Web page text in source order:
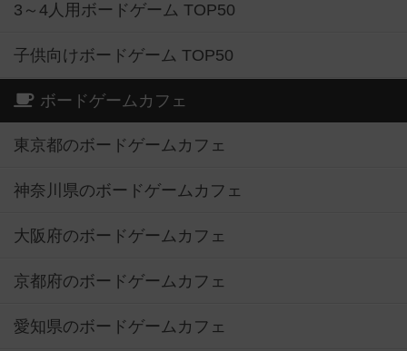
3～4人用ボードゲーム TOP50
子供向けボードゲーム TOP50
ボードゲームカフェ
東京都のボードゲームカフェ
神奈川県のボードゲームカフェ
大阪府のボードゲームカフェ
京都府のボードゲームカフェ
愛知県のボードゲームカフェ